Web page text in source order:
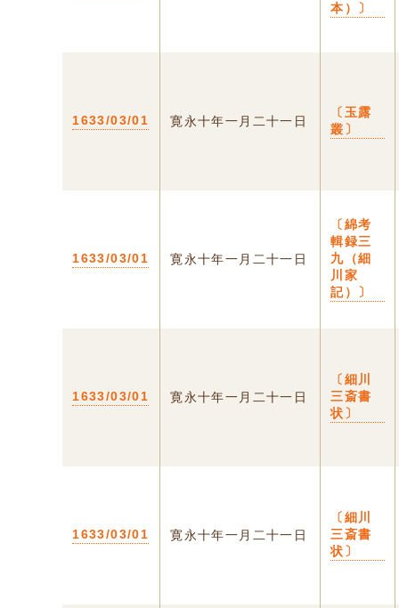
本）〕
1633/03/01 寛永十年一月二十一日
〔玉露
叢〕
1633/03/01 寛永十年一月二十一日
〔綿考
輯録三
九（細
川家
記）〕
1633/03/01 寛永十年一月二十一日
〔細川
三斎書
状〕
1633/03/01 寛永十年一月二十一日
〔細川
三斎書
状〕